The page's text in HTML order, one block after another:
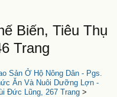
Biến, Tiêu Thụ
Trang
Sản Ở Hộ Nông Dân - Pgs.
Ăn Và Nuôi Dưỡng Lợn -
Đức Lũng, 267 Trang >